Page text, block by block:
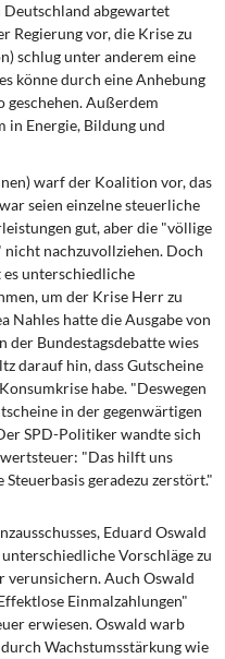
Deutschland abgewartet
Regierung vor, die Krise zu
schlug unter anderem eine
könne durch eine Anhebung
geschehen. Außerdem
in Energie, Bildung und
warf der Koalition vor, das
seien einzelne steuerliche
gut, aber die "völlige
nachzuvollziehen. Doch
unterschiedliche
um der Krise Herr zu
Nahles hatte die Ausgabe von
der Bundestagsdebatte wies
darauf hin, dass Gutscheine
habe. "Deswegen
in der gegenwärtigen
SPD-Politiker wandte sich
"Das hilft uns
geradezu zerstört."
Eduard Oswald
Vorschläge zu
verunsichern. Auch Oswald
Einmalzahlungen"
erwiesen. Oswald warb
Wachstumsstärkung wie